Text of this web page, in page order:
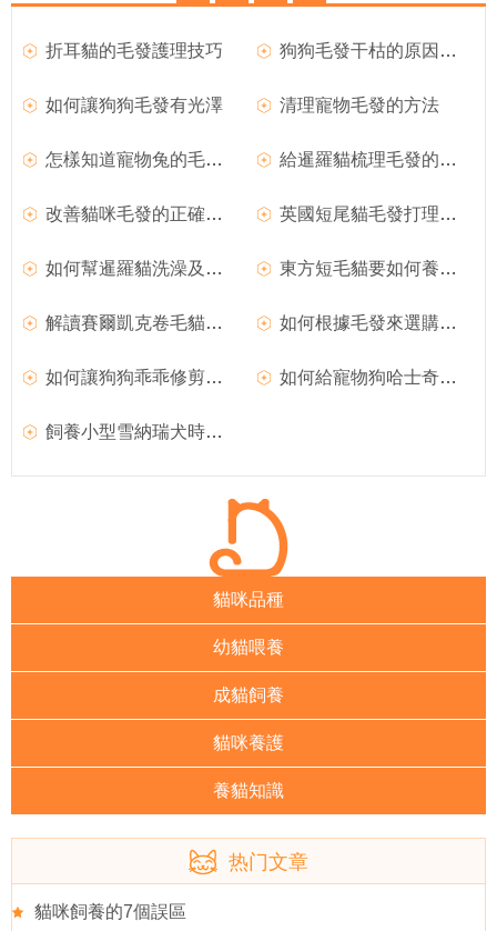
折耳貓的毛發護理技巧 狗狗毛發干枯的原因有哪些
如何讓狗狗毛發有光澤 清理寵物毛發的方法
怎樣知道寵物兔的毛發健康與否? 給暹羅貓梳理毛發的三大注意事項
改善貓咪毛發的正確方法 英國短尾貓毛發打理及洗澡方法
如何幫暹羅貓洗澡及梳理毛發？ 東方短毛貓要如何養護它的毛發呢?
解讀賽爾凱克卷毛貓的性格特征和毛發概況 如何根據毛發來選購好的聖伯納犬
如何讓狗狗乖乖修剪毛發和指甲的方法 如何給寵物狗哈士奇進行正確的毛發護理？
飼養小型雪納瑞犬時毛發應如何打理
貓咪品種
幼貓喂養
成貓飼養
貓咪養護
養貓知識
热门文章
貓咪飼養的7個誤區